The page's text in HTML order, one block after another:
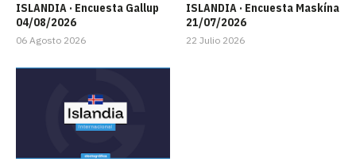
ISLANDIA · Encuesta Gallup
04/08/2026
06 Agosto 2026
ISLANDIA · Encuesta Maskína
21/07/2026
22 Julio 2026